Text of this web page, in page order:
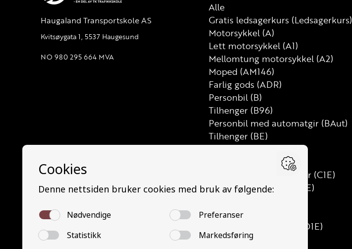
Haugaland Transportskole AS
Kvitsøygata 1, 5537 Haugesund
NO 980 295 664 MVA
Alle
Gratis ledsagerkurs (Ledsagerkurs)
Motorsykkel (A)
Lett motorsykkel (A1)
Mellomtung motorsykkel (A2)
Moped (AM146)
Farlig gods (ADR)
Personbil (B)
Tilhenger (B96)
Personbil med automatgir (BAut)
Tilhenger (BE)
Lastebil (C)
Lett lastebil med henger (C1E)
Lastebil med henger (CE)
Minibuss (D1)
Minibuss med henger (D1E)
Buss med henger (DE)